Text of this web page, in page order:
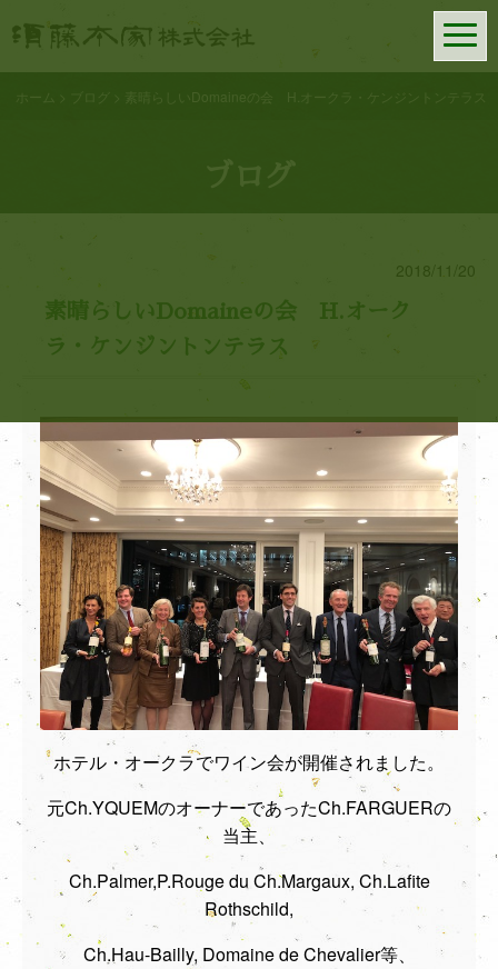
━
ホーム 素晴らしいDomaineの会 H.オークラ・ケンジントンテラス
2018/11/20
素晴らしいDomaineの会 H.オーク
ラ・ケンジントンテラス
ホテル・オークラでワイン会が開催されました。
元Ch.YQUEMのオーナーであったCh.FARGUERの
当主、
Ch.Palmer,P.Rouge du Ch.Margaux, Ch.Lafite
Rothschild,
Ch.Hau-Bailly, Domaine de Chevalier等、